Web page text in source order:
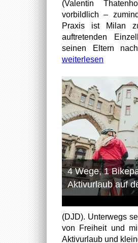
(Valentin
vorbildlich –
Praxis ist Milan
auftretenden
seinen Eltern
weiterlesen
4 Wege, 1
Aktivurlaub auf
(DJD). Unterwegs
von Freiheit und
Aktivurlaub und